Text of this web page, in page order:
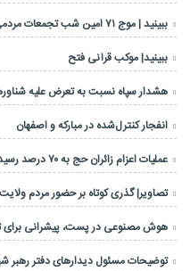
ببینید | موج ۷۱ امین شب تجمعات مردمی
ببینید| موکب قرآنی فتح
هشدار سپاه نسبت به تعرض علیه
انفجار کنترل‌شده در مبارکه و اصفهان
عملیات اعزام زائران حج به ۷۰ درصد رسید
تصاویر| گذری کوتاه بر حضور مردم
هوش مصنوعی در پست، پیشرانی برای
توضیحات مسئول دیدارهای دفتر رهبر